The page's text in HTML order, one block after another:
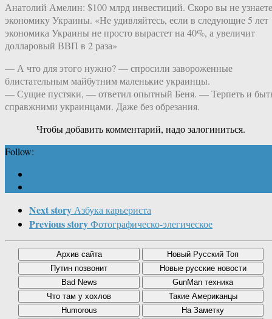
Анатолий Амелин: $100 млрд инвестиций. Скоро вы не узнаете
экономику Украины. «Не удивляйтесь, если в следующие 5 лет
экономика Украины не просто вырастет на 40%, а увеличит
долларовый ВВП в 2 раза»
— А что для этого нужно? — спросили завороженные
блистательным майбутним маленькие украинцы.
— Сущие пустяки, — ответил опытный Беня. — Терпеть и
справжними украинцами. Даже без обрезания.
Чтобы добавить комментарий, надо залогиниться.
Follow:
Next storyАзбука карьериста
Previous storyФотографическо-элегическое